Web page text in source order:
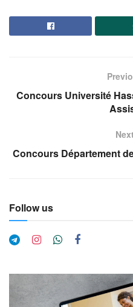
Concours Université
Concours Département
Follow us